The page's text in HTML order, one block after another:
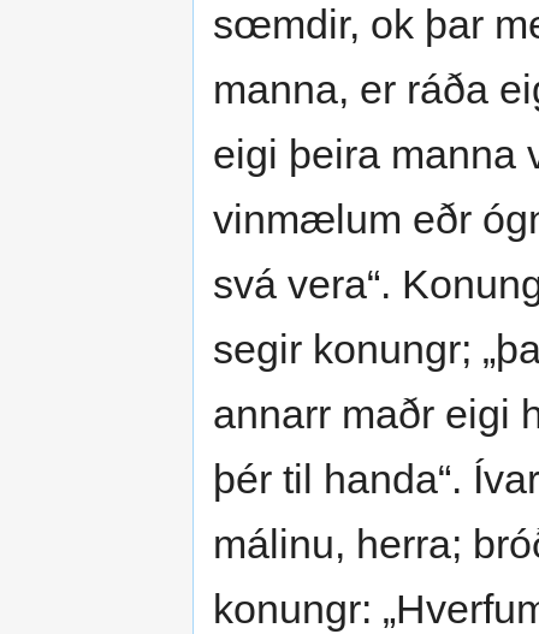
sœmdir, ok þar
manna, er ráða
eigi þeira manna
vinmælum eðr
svá vera“.
segir konungr;
annarr maðr eigi
þér til handa“.
málinu, herra;
konungr: